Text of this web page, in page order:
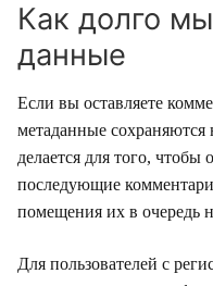
Как долго
данные
Если вы оставляете
метаданные сохраняются
делается для того, чтобы
последующие
помещения их в очередь
Для пользователей с